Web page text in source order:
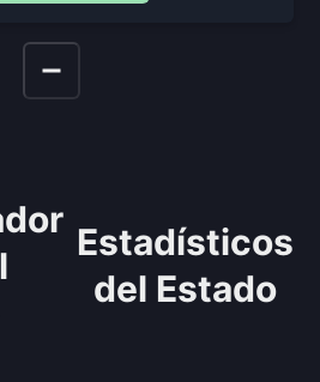
Estadísticos
del Estado